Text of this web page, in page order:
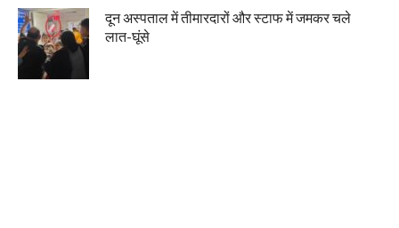
दून अस्पताल में तीमारदारों और स्टाफ में जमकर चले
लात-घूंसे